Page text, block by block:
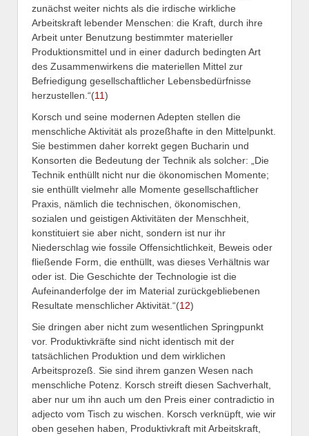
zunächst weiter nichts als die irdische wirkliche
Arbeitskraft lebender Menschen: die Kraft, durch ihre
Arbeit unter Benutzung bestimmter materieller
Produktionsmittel und in einer dadurch bedingten Art
des Zusammenwirkens die materiellen Mittel zur
Befriedigung gesellschaftlicher Lebensbedürfnisse
herzustellen.“(11)
Korsch und seine modernen Adepten stellen die
menschliche Aktivität als prozeßhafte in den Mittelpunkt.
Sie bestimmen daher korrekt gegen Bucharin und
Konsorten die Bedeutung der Technik als solcher: „Die
Technik enthüllt nicht nur die ökonomischen Momente;
sie enthüllt vielmehr alle Momente gesellschaftlicher
Praxis, nämlich die technischen, ökonomischen,
sozialen und geistigen Aktivitäten der Menschheit,
konstituiert sie aber nicht, sondern ist nur ihr
Niederschlag wie fossile Offensichtlichkeit, Beweis oder
fließende Form, die enthüllt, was dieses Verhältnis war
oder ist. Die Geschichte der Technologie ist die
Aufeinanderfolge der im Material zurückgebliebenen
Resultate menschlicher Aktivität.“(12)
Sie dringen aber nicht zum wesentlichen Springpunkt
vor. Produktivkräfte sind nicht identisch mit der
tatsächlichen Produktion und dem wirklichen
Arbeitsprozeß. Sie sind ihrem ganzen Wesen nach
menschliche Potenz. Korsch streift diesen Sachverhalt,
aber nur um ihn auch um den Preis einer contradictio in
adjecto vom Tisch zu wischen. Korsch verknüpft, wie wir
oben gesehen haben, Produktivkraft mit Arbeitskraft,